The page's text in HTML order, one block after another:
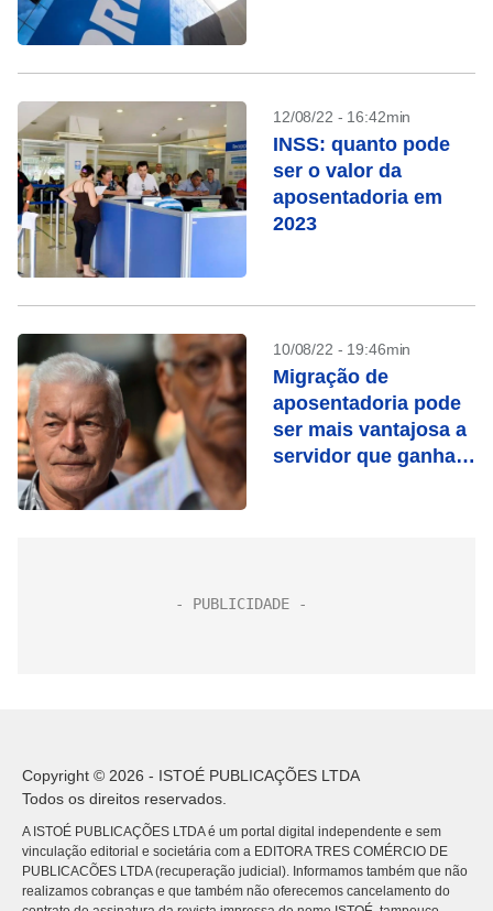
12/08/22 - 16:42min
INSS: quanto pode
ser o valor da
aposentadoria em
2023
10/08/22 - 19:46min
Migração de
aposentadoria pode
ser mais vantajosa a
servidor que ganha
Copyright © 2026 - ISTOÉ PUBLICAÇÕES LTDA
Todos os direitos reservados.
A ISTOÉ PUBLICAÇÕES LTDA é um portal digital independente e sem
vinculação editorial e societária com a EDITORA TRES COMÉRCIO DE
PUBLICACÕES LTDA (recuperação judicial). Informamos também que não
realizamos cobranças e que também não oferecemos cancelamento do